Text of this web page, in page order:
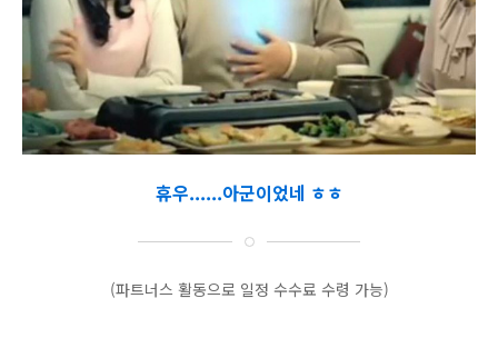
휴우......아군이었네 ㅎㅎ
(파트너스 활동으로 일정 수수료 수령 가능)